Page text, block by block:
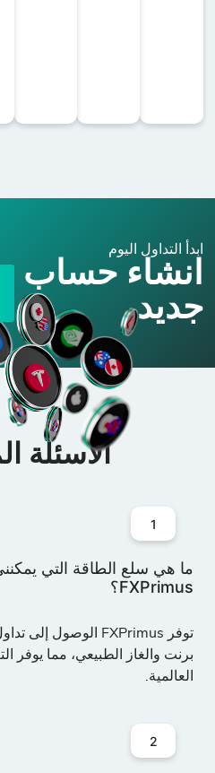
ابدأ التداول اليوم
انشاء حساب
جديد
الأسئلة
ما هي سلع الطاقة التي يمكنني
FXPrimus؟
برنت والغاز الطبيعي، مما يوفر
العالمية.